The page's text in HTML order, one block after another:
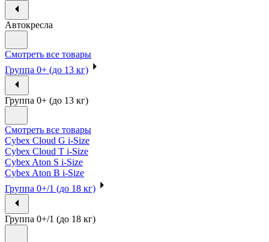
Автокресла
Смотреть все товары
Группа 0+ (до 13 кг)
Группа 0+ (до 13 кг)
Смотреть все товары
Cybex Cloud G i-Size
Cybex Cloud T i-Size
Cybex Aton S i-Size
Cybex Aton B i-Size
Группа 0+/1 (до 18 кг)
Группа 0+/1 (до 18 кг)